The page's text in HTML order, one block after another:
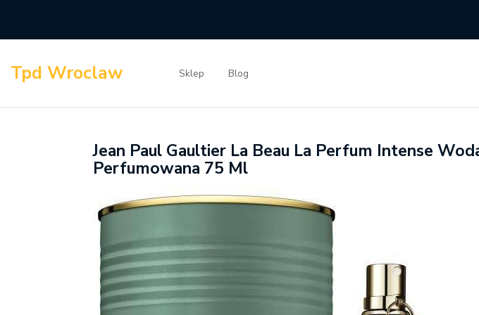
content
Tpd Wroclaw Sklep Blog
Jean Paul Gaultier La Beau La Perfum Intense
Perfumowana 75 Ml